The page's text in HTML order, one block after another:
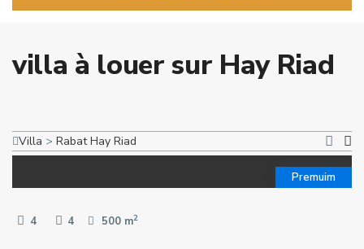
villa à louer sur Hay Riad
Villa > Rabat Hay Riad
Premuim
4 4 500 m2